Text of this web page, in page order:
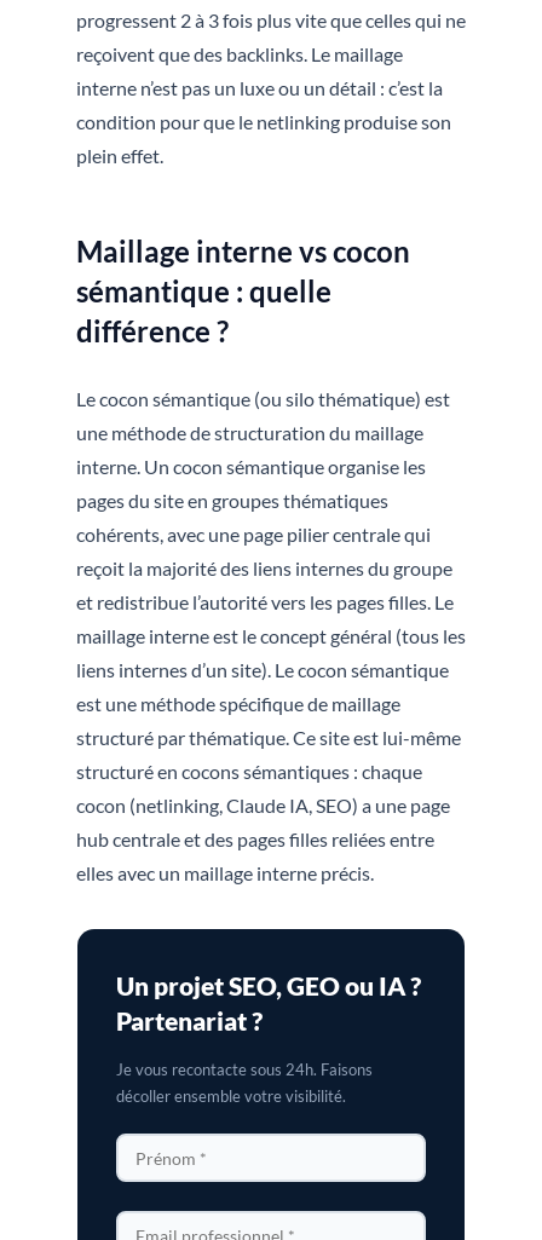
progressent 2 à 3 fois plus vite que celles qui ne
reçoivent que des backlinks. Le maillage
interne n’est pas un luxe ou un détail : c’est la
condition pour que le netlinking produise son
plein effet.
Maillage interne vs cocon
sémantique : quelle
différence ?
Le cocon sémantique (ou silo thématique) est
une méthode de structuration du maillage
interne. Un cocon sémantique organise les
pages du site en groupes thématiques
cohérents, avec une page pilier centrale qui
reçoit la majorité des liens internes du groupe
et redistribue l’autorité vers les pages filles. Le
maillage interne est le concept général (tous les
liens internes d’un site). Le cocon sémantique
est une méthode spécifique de maillage
structuré par thématique. Ce site est lui-même
structuré en cocons sémantiques : chaque
cocon (netlinking, Claude IA, SEO) a une page
hub centrale et des pages filles reliées entre
elles avec un maillage interne précis.
Un projet SEO, GEO ou IA ?
Partenariat ?
Je vous recontacte sous 24h. Faisons
décoller ensemble votre visibilité.